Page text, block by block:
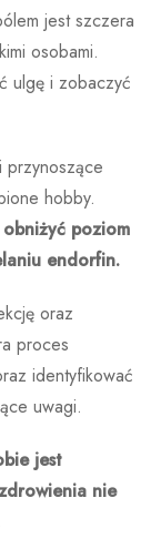
jest szczera
osobami.
ulgę i zobaczyć
przynoszące
hobby.
poziom
endorfin.
oraz
proces
identyfikować
uwagi.
jest
nie